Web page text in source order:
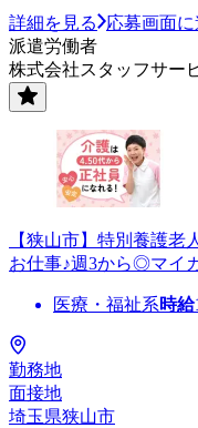
詳細を見る
応募画面に
派遣労働者
株式会社スタッフサー
【狭山市】特別養護
お仕事♪週3から◎マイ
医療・福祉系時給
勤務地
面接地
埼玉県狭山市